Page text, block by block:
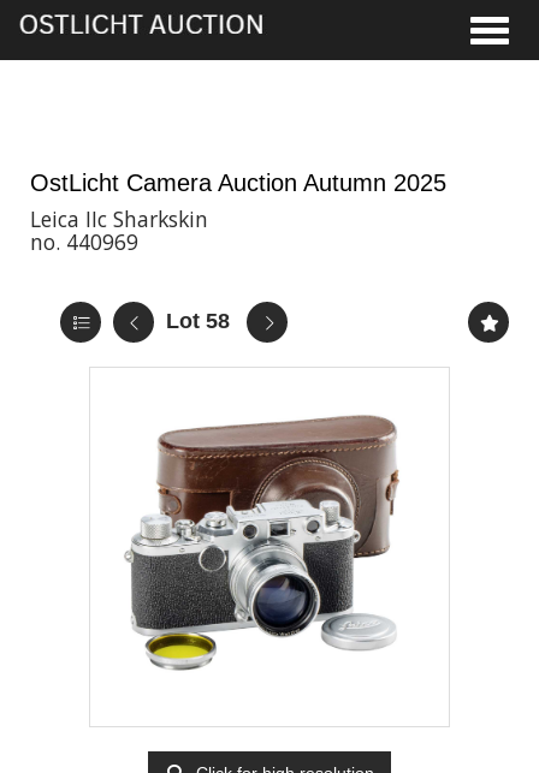
OstLicht Camera Auction Autumn 2025
Leica IIc Sharkskin
no. 440969
Lot 58